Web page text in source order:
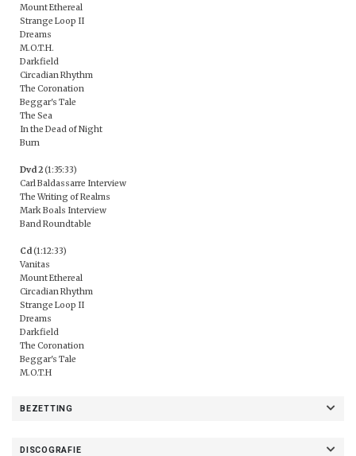
Mount Ethereal
Strange Loop II
Dreams
M.O.T.H.
Darkfield
Circadian Rhythm
The Coronation
Beggar's Tale
The Sea
In the Dead of Night
Burn
Dvd 2(1:35:33)
Carl Baldassarre Interview
The Writing of Realms
Mark Boals Interview
Band Roundtable
Cd(1:12:33)
Vanitas
Mount Ethereal
Circadian Rhythm
Strange Loop II
Dreams
Darkfield
The Coronation
Beggar's Tale
M.O.T.H
BEZETTING
DISCOGRAFIE